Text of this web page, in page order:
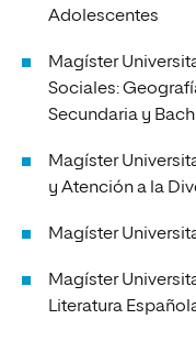
Adolescentes
Magíster
Sociales:
Secundaria y
Magíster
y Atención a la
Magíster
Magíster
Literatura